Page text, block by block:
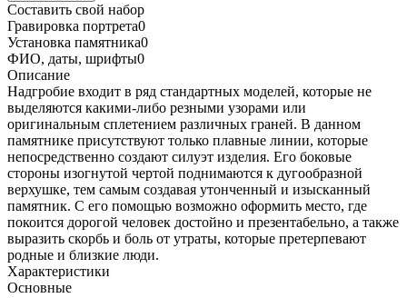
Составить свой набор
Гравировка портрета0
Установка памятника0
ФИО, даты, шрифты0
Описание
Надгробие входит в ряд стандартных моделей, которые не
выделяются какими-либо резными узорами или
оригинальным сплетением различных граней. В данном
памятнике присутствуют только плавные линии, которые
непосредственно создают силуэт изделия. Его боковые
стороны изогнутой чертой поднимаются к дугообразной
верхушке, тем самым создавая утонченный и изысканный
памятник. С его помощью возможно оформить место, где
покоится дорогой человек достойно и презентабельно, а также
выразить скорбь и боль от утраты, которые претерпевают
родные и близкие люди.
Характеристики
Основные